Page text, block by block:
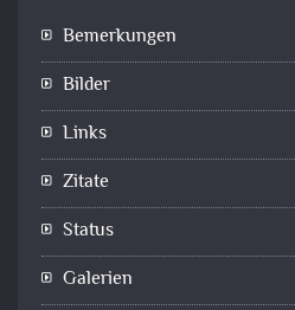
Bemerkungen
Bilder
Links
Zitate
Status
Galerien